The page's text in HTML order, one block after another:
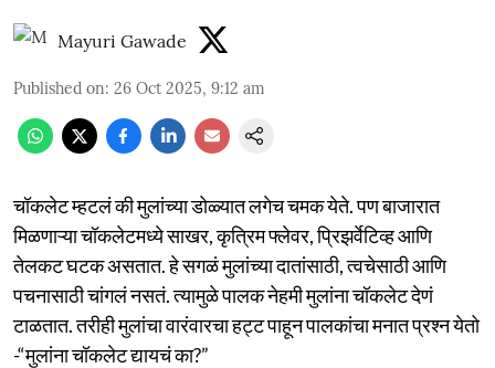
Mayuri Gawade
Published on: 26 Oct 2025, 9:12 am
चॉकलेट म्हटलं की मुलांच्या डोळ्यात लगेच चमक येते. पण बाजारात
मिळणाऱ्या चॉकलेटमध्ये साखर, कृत्रिम फ्लेवर, प्रिझर्वेटिव्ह आणि
तेलकट घटक असतात. हे सगळं मुलांच्या दातांसाठी, त्वचेसाठी आणि
पचनासाठी चांगलं नसतं. त्यामुळे पालक नेहमी मुलांना चॉकलेट देणं
टाळतात. तरीही मुलांचा वारंवारचा हट्ट पाहून पालकांचा मनात प्रश्न येतो
-“मुलांना चॉकलेट द्यायचं का?”